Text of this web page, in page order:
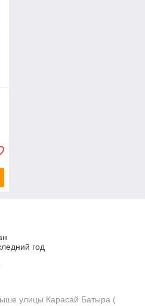
год
улицы Карасай Батыра (